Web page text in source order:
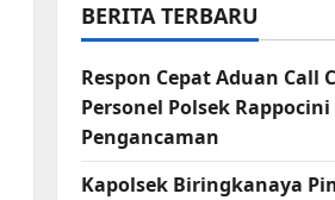
BERITA TERBARU
Respon Cepat Aduan Call
Personel Polsek
Pengancaman
Kapolsek Biringkanaya